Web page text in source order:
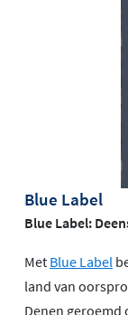
Blue Label
Blue Label:
Met Blue Label
land van
Denen geroemd